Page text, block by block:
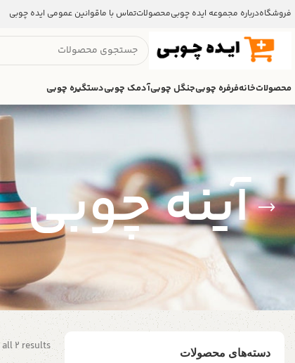
فروشگاهدرباره مجموعه ایده چوبیمحصولاتتماس با ماقوانین عمومی ایده چوبی
محصولاتخانهفرفره چوبیجنگل چوبیآدمک چوبیدستگیره چوبی
آینه چوبی
دسته‌های محصولات 2 results